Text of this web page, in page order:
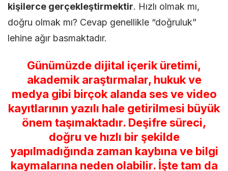
kişilerce gerçekleştirmektir. Hızlı olmak mı,
doğru olmak mı? Cevap genellikle “doğruluk”
lehine ağır basmaktadır.
Günümüzde dijital içerik üretimi,
akademik araştırmalar, hukuk ve
medya gibi birçok alanda ses ve video
kayıtlarının yazılı hale getirilmesi büyük
önem taşımaktadır. Deşifre süreci,
doğru ve hızlı bir şekilde
yapılmadığında zaman kaybına ve bilgi
kaymalarına neden olabilir. İşte tam da